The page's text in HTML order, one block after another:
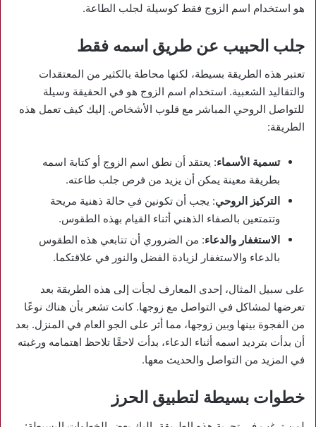
هو استخدام اسم الزوج فقط كوسيلة لجلب الطاعة.
جلب الحبيب عن طريق اسمه فقط
تعتبر هذه الطريقة بسيطة، لكنها محاطة بالكثير من المعتقدات
والتقاليد الشعبية. استخدام اسم الزوج هو في الحقيقة وسيلة
للتواصل الروحي المباشر مع قلوب الأشخاص. إليك كيف تعمل هذه
الطريقة:
تسمية الأسماء: يعتقد أن نطق اسم الزوج أو كتابة اسمه
بطريقة معينة يمكن أن يزيد من فرص جلب طاعته.
التركيز الروحي: يجب أن تكونين في حالة ذهنية مريحة
وتتمتعين بالصفاء الذهني أثناء القيام بهذه الطقوس.
الاستغفار والدعاء: من الضروري أن تتابعي هذه الطقوس
بالدعاء والاستغفار لزيادة الفضل والنور في علاقتكما.
على سبيل المثال، إحدى المعارف لجأت إلى هذه الطريقة بعد
تعرضها لمشاكل في التواصل مع زوجها. كانت تشعر بأن هناك نوعًا
من الفجوة بينها وبين زوجها، مما أثر على الجو العام في المنزل. بعد
أن بدأت بترديد اسمه أثناء الدعاء، بدأت لاحقًا تلاحظ اهتمامه ورغبته
في المزيد من التواصل والحديث معها.
خطوات بسيطة لتطبيق الحرز